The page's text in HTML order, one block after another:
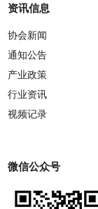
资讯信息
协会新闻
通知公告
产业政策
行业资讯
视频记录
微信公众号